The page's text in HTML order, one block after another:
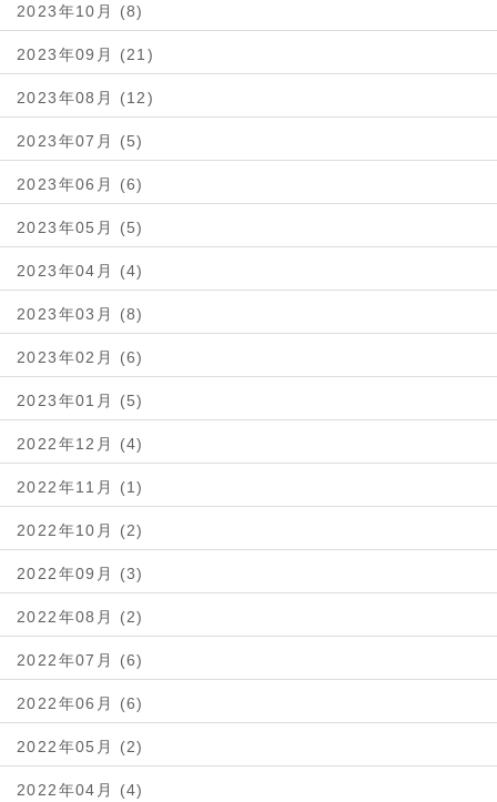
2023年10月 (8)
2023年09月 (21)
2023年08月 (12)
2023年07月 (5)
2023年06月 (6)
2023年05月 (5)
2023年04月 (4)
2023年03月 (8)
2023年02月 (6)
2023年01月 (5)
2022年12月 (4)
2022年11月 (1)
2022年10月 (2)
2022年09月 (3)
2022年08月 (2)
2022年07月 (6)
2022年06月 (6)
2022年05月 (2)
2022年04月 (4)